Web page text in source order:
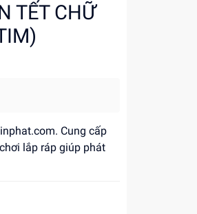
TẾT CHỮ
Cung cấp
lắp ráp giúp phát